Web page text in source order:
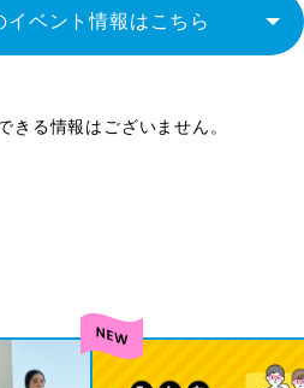
イベント情報はこちら
きる情報はございません。